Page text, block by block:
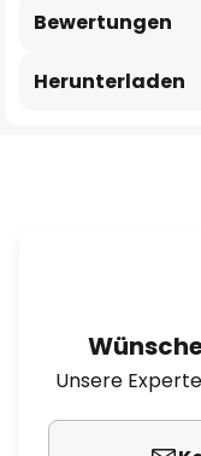
Bewertungen
Herunterladen
Unsere